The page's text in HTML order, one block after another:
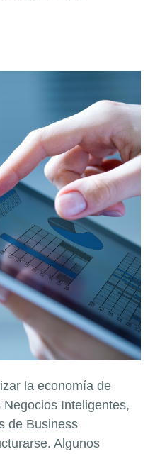
la economía de
Inteligentes,
de Business
Algunos